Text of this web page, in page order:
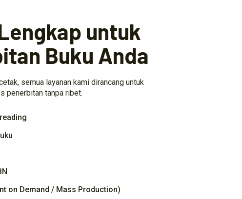
untuk
Buku Anda
semua layanan kami dirancang untuk
penerbitan tanpa ribet.
on Demand / Mass Production)